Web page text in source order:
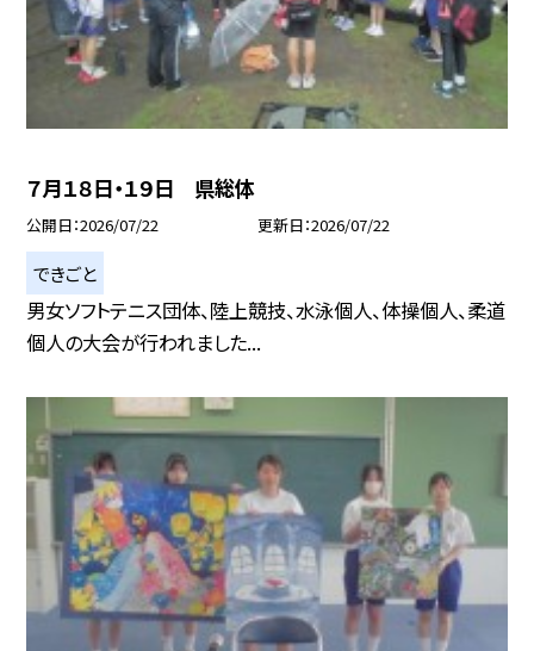
７月１８日・１９日 県総体
公開日 2026/07/22 更新日 2026/07/22
できごと
男女ソフトテニス団体、陸上競技、水泳個人、体操個人、柔道
個人の大会が行われました...